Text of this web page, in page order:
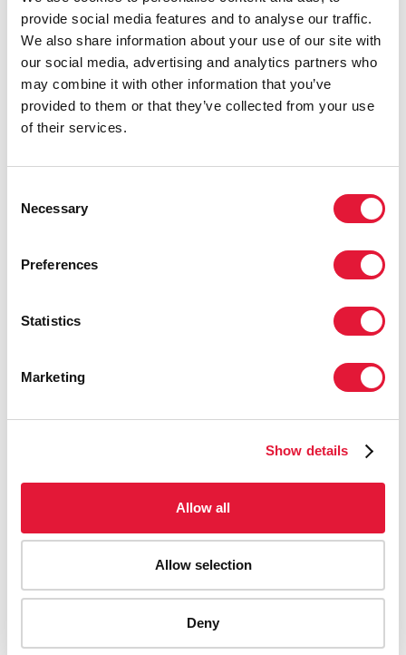
provide social media features and to analyse our traffic.
We also share information about your use of our site with
our social media, advertising and analytics partners who
may combine it with other information that you’ve
provided to them or that they’ve collected from your use
of their services.
Selection
Necessary
Preferences
Statistics
Marketing
Show details
Allow all
Allow selection
Deny
Форум парламентариев и лидеров гражданского
специалистов и деятелей для выработки
области развития после 2015 года. Экспертная
руководством одного из своих сопредседателей —
специальная делегация в составе 20
высокопоставленных парламентариев и избранных
свои рекомендации о ключевых приоритетах,
которые должны быть учтены при формировании
повестки дня в области развития после 2015 года.
Форум парламентариев и гражданского
общества был организован парламентом
парламентариев по вопросам народонаселения и
(Indonesian Forum of
Parliamentarians on Population and Development,